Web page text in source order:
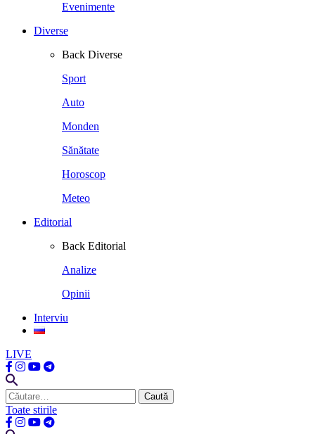
Evenimente
Diverse
Back Diverse
Sport
Auto
Monden
Sănătate
Horoscop
Meteo
Editorial
Back Editorial
Analize
Opinii
Interviu
LIVE
Caută
după:
Toate stirile